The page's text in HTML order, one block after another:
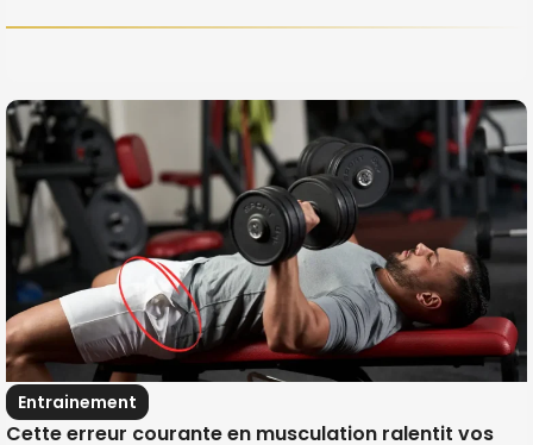
Entrainement
Cette erreur courante en musculation ralentit vos